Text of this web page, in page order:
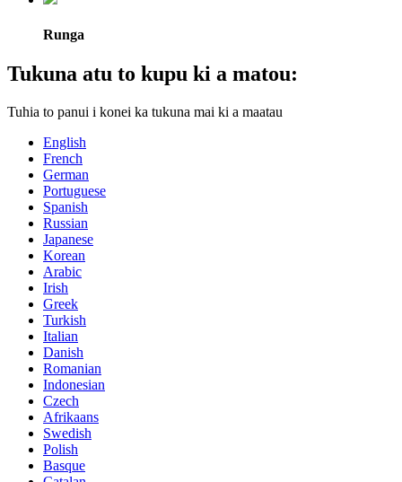
Runga
Tukuna atu to kupu ki a matou:
Tuhia to panui i konei ka tukuna mai ki a maatau
English
French
German
Portuguese
Spanish
Russian
Japanese
Korean
Arabic
Irish
Greek
Turkish
Italian
Danish
Romanian
Indonesian
Czech
Afrikaans
Swedish
Polish
Basque